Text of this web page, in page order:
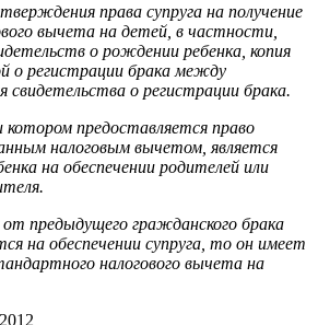
права супруга на получение
вычета на детей, в частности,
о рождении ребенка, копия
о регистрации брака между
свидетельства о регистрации брака.
котором предоставляется право
налоговым вычетом, является
на обеспечении родителей или
от предыдущего гражданского брака
на обеспечении супруга, то он имеет
налогового вычета на